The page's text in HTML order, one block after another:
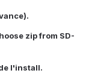
zip from SD-
l'install.